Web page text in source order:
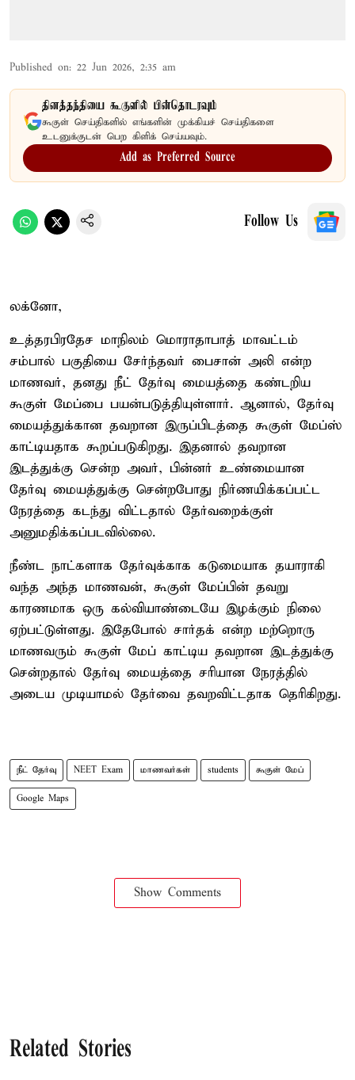
Published on: 22 Jun 2026, 2:35 am
தினத்தந்தியை கூகுளில் பின்தொடரவும்
கூகுள் செய்திகளில் எங்களின் முக்கியச் செய்திகளை
உடனுக்குடன் பெற கிளிக் செய்யவும்.
Add as Preferred Source
Follow Us
லக்னோ,
உத்தரபிரதேச மாநிலம் மொராதாபாத் மாவட்டம்
சம்பால் பகுதியை சேர்ந்தவர் பைசான் அலி என்ற
மாணவர், தனது நீட் தேர்வு மையத்தை கண்டறிய
கூகுள் மேப்பை பயன்படுத்தியுள்ளார். ஆனால், தேர்வு
மையத்துக்கான தவறான இருப்பிடத்தை கூகுள் மேப்ஸ்
காட்டியதாக கூறப்படுகிறது. இதனால் தவறான
இடத்துக்கு சென்ற அவர், பின்னர் உண்மையான
தேர்வு மையத்துக்கு சென்றபோது நிர்ணயிக்கப்பட்ட
நேரத்தை கடந்து விட்டதால் தேர்வறைக்குள்
அனுமதிக்கப்படவில்லை.
நீண்ட நாட்களாக தேர்வுக்காக கடுமையாக தயாராகி
வந்த அந்த மாணவன், கூகுள் மேப்பின் தவறு
காரணமாக ஒரு கல்வியாண்டையே இழக்கும் நிலை
ஏற்பட்டுள்ளது. இதேபோல் சார்தக் என்ற மற்றொரு
மாணவரும் கூகுள் மேப் காட்டிய தவறான இடத்துக்கு
சென்றதால் தேர்வு மையத்தை சரியான நேரத்தில்
அடைய முடியாமல் தேர்வை தவறவிட்டதாக தெரிகிறது.
நீட் தேர்வு NEET Exam மாணவர்கள் students கூகுள் மேப்
Google Maps
Show Comments
Related Stories